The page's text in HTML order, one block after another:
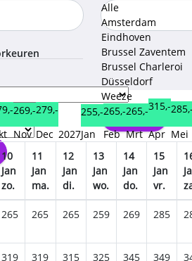
Alle
Amsterdam
Eindhoven
Brussel Zaventem
Brussel Charleroi
Düsseldorf
Weeze
Opslaan
269,-
Nov
279,-
Dec 2027
255,-
Jan
265,-
Feb
265,-
Mrt
315,-
Apr
285,-
Mei
10
Jan
zo.
11
Jan
ma.
12
Jan
di.
13
Jan
wo.
14
Jan
do.
15
Jan
vr.
265 265 265 259 269 285
319 319 315 325 345 349